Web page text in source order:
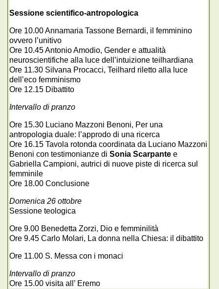
Sessione scientifico-antropologica
Ore 10.00 Annamaria Tassone Bernardi, il femminino
ovvero l’unitivo
Ore 10.45 Antonio Amodio, Gender e attualità
neuroscientifiche alla luce dell’intuizione teilhardiana
Ore 11.30 Silvana Procacci, Teilhard riletto alla luce
dell’eco femminismo
Ore 12.15 Dibattito
Intervallo di pranzo
Ore 15.30 Luciano Mazzoni Benoni, Per una
antropologia duale: l’approdo di una ricerca
Ore 16.15 Tavola rotonda coordinata da Luciano Mazzoni
Benoni con testimonianze di Sonia Scarpante e
Gabriella Campioni, autrici di nuove piste di ricerca sul
femminile
Ore 18.00 Conclusione
Domenica 26 ottobre
Sessione teologica
Ore 9.00 Benedetta Zorzi, Dio e femminilità
Ore 9.45 Carlo Molari, La donna nella Chiesa: il dibattito
Ore 11.00 S. Messa con i monaci
Intervallo di pranzo
Ore 15.00 visita all’ Eremo